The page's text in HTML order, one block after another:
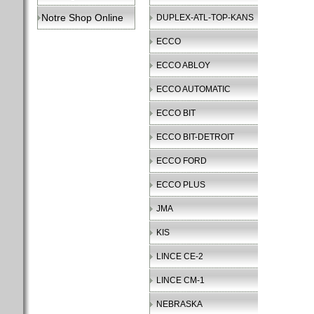
Notre Shop Online DUPLEX-ATL-TOP-KANS
ECCO
ECCO ABLOY
ECCO AUTOMATIC
ECCO BIT
ECCO BIT-DETROIT
ECCO FORD
ECCO PLUS
JMA
KIS
LINCE CE-2
LINCE CM-1
NEBRASKA